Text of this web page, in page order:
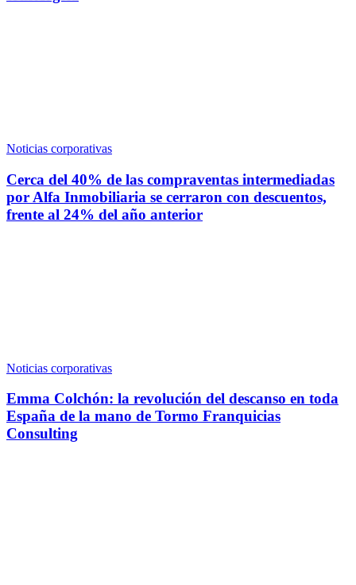
Noticias corporativas
Cerca del 40% de las compraventas intermediadas
por Alfa Inmobiliaria se cerraron con descuentos,
frente al 24% del año anterior
Noticias corporativas
Emma Colchón: la revolución del descanso en toda
España de la mano de Tormo Franquicias
Consulting